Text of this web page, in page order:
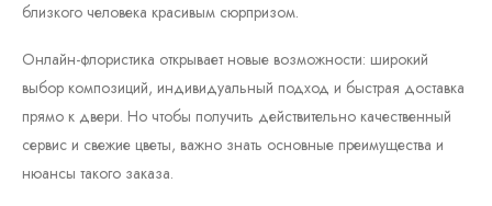
близкого человека красивым сюрпризом.
Онлайн-флористика открывает новые возможности: широкий
выбор композиций, индивидуальный подход и быстрая доставка
прямо к двери. Но чтобы получить действительно качественный
сервис и свежие цветы, важно знать основные преимущества и
нюансы такого заказа.